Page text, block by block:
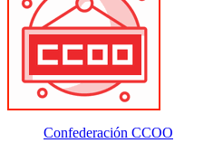
Confederación CCOO